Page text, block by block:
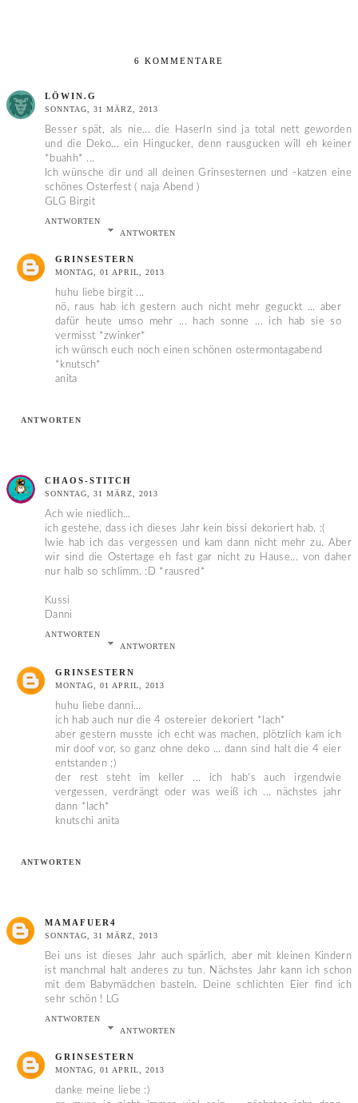
6 KOMMENTARE
LÖWIN.G
SONNTAG, 31 MÄRZ, 2013
Besser spät, als nie... die Haserln sind ja total nett geworden
und die Deko... ein Hingucker, denn rausgucken will eh keiner
*buahh* ...
Ich wünsche dir und all deinen Grinsesternen und -katzen eine
schönes Osterfest ( naja Abend )
GLG Birgit
ANTWORTEN
ANTWORTEN
GRINSESTERN
MONTAG, 01 APRIL, 2013
huhu liebe birgit ...
nö, raus hab ich gestern auch nicht mehr geguckt ... aber
dafür heute umso mehr ... hach sonne ... ich hab sie so
vermisst *zwinker*
ich wünsch euch noch einen schönen ostermontagabend
*knutsch*
anita
ANTWORTEN
CHAOS-STITCH
SONNTAG, 31 MÄRZ, 2013
Ach wie niedlich...
ich gestehe, dass ich dieses Jahr kein bissi dekoriert hab. :(
Iwie hab ich das vergessen und kam dann nicht mehr zu. Aber
wir sind die Ostertage eh fast gar nicht zu Hause... von daher
nur halb so schlimm. :D *rausred*
Kussi
Danni
ANTWORTEN
ANTWORTEN
GRINSESTERN
MONTAG, 01 APRIL, 2013
huhu liebe danni...
ich hab auch nur die 4 ostereier dekoriert *lach*
aber gestern musste ich echt was machen, plötzlich kam ich
mir doof vor, so ganz ohne deko ... dann sind halt die 4 eier
entstanden ;)
der rest steht im keller ... ich hab's auch irgendwie
vergessen, verdrängt oder was weiß ich ... nächstes jahr
dann *lach*
knutschi anita
ANTWORTEN
MAMAFUER4
SONNTAG, 31 MÄRZ, 2013
Bei uns ist dieses Jahr auch spärlich, aber mit kleinen Kindern
ist manchmal halt anderes zu tun. Nächstes Jahr kann ich schon
mit dem Babymädchen basteln. Deine schlichten Eier find ich
sehr schön ! LG
ANTWORTEN
ANTWORTEN
GRINSESTERN
MONTAG, 01 APRIL, 2013
danke meine liebe :)